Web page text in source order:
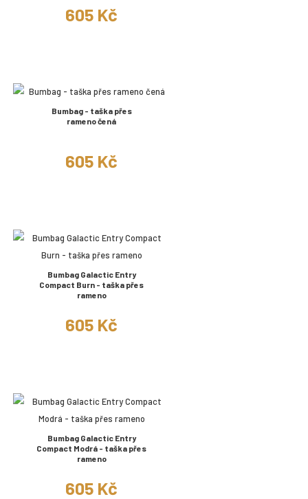
605 Kč
Bumbag - taška přes
rameno čená
605 Kč
Bumbag Galactic Entry
Compact Burn - taška přes
rameno
605 Kč
Bumbag Galactic Entry
Compact Modrá - taška přes
rameno
605 Kč